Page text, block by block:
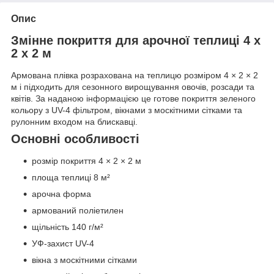
Опис
Змінне покриття для арочної теплиці 4 х
2 х 2 м
Армована плівка розрахована на теплицю розміром 4 × 2 × 2
м і підходить для сезонного вирощування овочів, розсади та
квітів. За наданою інформацією це готове покриття зеленого
кольору з UV-4 фільтром, вікнами з москітними сітками та
рулонним входом на блискавці.
Основні особливості
розмір покриття 4 × 2 × 2 м
площа теплиці 8 м²
арочна форма
армований поліетилен
щільність 140 г/м²
УФ-захист UV-4
вікна з москітними сітками